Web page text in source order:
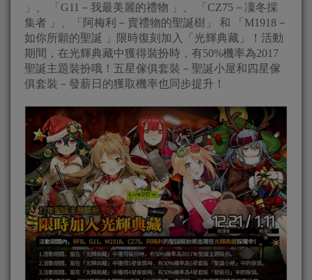
」、 「G11－我最美麗的禮物 」、 「CZ75－凜冬採
集者 」、「阿梅利－賣禮物的聖誕樹」 和 「M1918－
如你所願的聖誕 」限時復刻加入「光輝典藏」！活動
期間，在光輝典藏中獲得裝扮時，有50%機率為2017
聖誕主題裝扮哦！五星傢俱套裝－聖誕小屋和四星傢
俱套裝－發薪日的獲取機率也同步提升！